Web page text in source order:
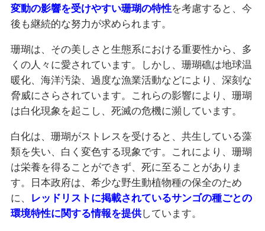
変動の影響を受けやすい珊瑚の特性を考慮すると、今
後も継続的な努力が求められます。
珊瑚は、その美しさと生態系における重要性から、多
くの人々に愛されています。しかし、珊瑚礁は地球温
暖化、海洋汚染、過度な漁業活動などにより、深刻な
脅威にさらされています。これらの影響により、珊瑚
は白化現象を起こし、死滅の危機に瀕しています。
白化は、珊瑚がストレスを受けると、共生している藻
類を失い、白く変色する現象です。これにより、珊瑚
は栄養を得ることができず、死に至ることがありま
す。日本政府は、希少な野生動植物種の保全のため
に、
レッドリストに掲載されているサンゴの種ごとの
環境特性に関する情報を提供しています。